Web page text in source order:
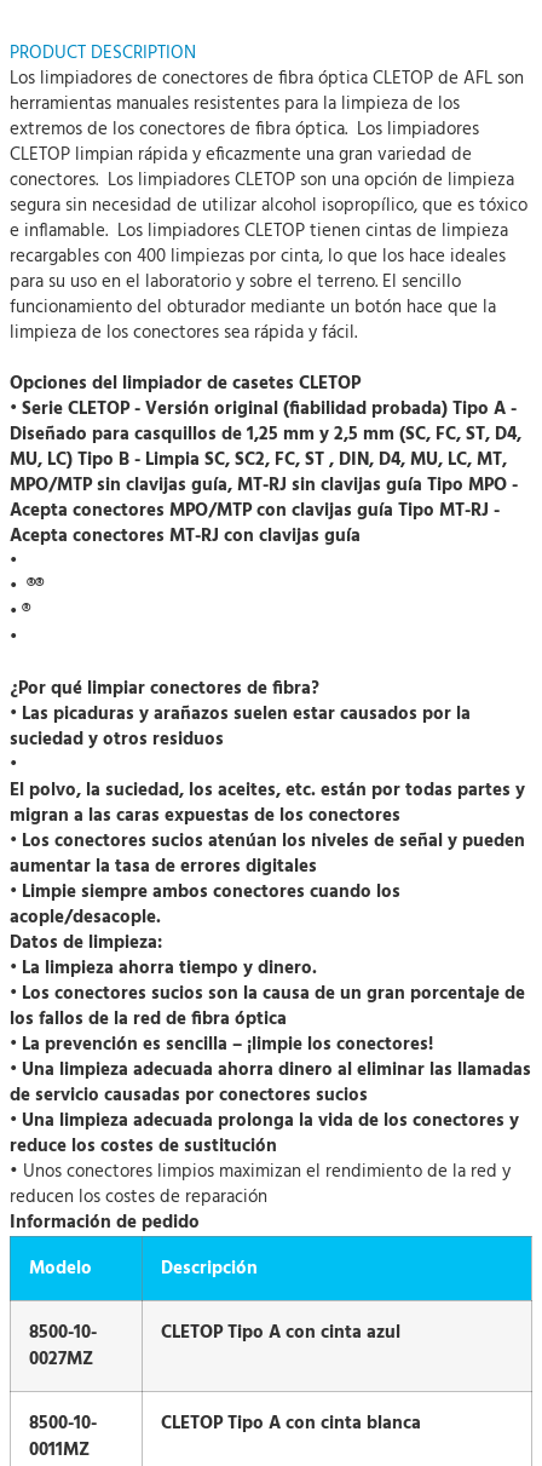
PRODUCT DESCRIPTION
Los limpiadores de conectores de fibra óptica CLETOP de AFL son
herramientas manuales resistentes para la limpieza de los
extremos de los conectores de fibra óptica. Los limpiadores
CLETOP limpian rápida y eficazmente una gran variedad de
conectores. Los limpiadores CLETOP son una opción de limpieza
segura sin necesidad de utilizar alcohol isopropílico, que es tóxico
e inflamable. Los limpiadores CLETOP tienen cintas de limpieza
recargables con 400 limpiezas por cinta, lo que los hace ideales
para su uso en el laboratorio y sobre el terreno. El sencillo
funcionamiento del obturador mediante un botón hace que la
limpieza de los conectores sea rápida y fácil.
Opciones del limpiador de casetes CLETOP
• Serie CLETOP - Versión original (fiabilidad probada) Tipo A -
Diseñado para casquillos de 1,25 mm y 2,5 mm (SC, FC, ST, D4,
MU, LC) Tipo B - Limpia SC, SC2, FC, ST , DIN, D4, MU, LC, MT,
MPO/MTP sin clavijas guía, MT-RJ sin clavijas guía Tipo MPO -
Acepta conectores MPO/MTP con clavijas guía Tipo MT-RJ -
Acepta conectores MT-RJ con clavijas guía
•
• ®®
• ®
•
¿Por qué limpiar conectores de fibra?
• Las picaduras y arañazos suelen estar causados por la
suciedad y otros residuos
•
El polvo, la suciedad, los aceites, etc. están por todas partes y
migran a las caras expuestas de los conectores
• Los conectores sucios atenúan los niveles de señal y pueden
aumentar la tasa de errores digitales
• Limpie siempre ambos conectores cuando los
acople/desacople.
Datos de limpieza:
• La limpieza ahorra tiempo y dinero.
• Los conectores sucios son la causa de un gran porcentaje de
los fallos de la red de fibra óptica
• La prevención es sencilla – ¡limpie los conectores!
• Una limpieza adecuada ahorra dinero al eliminar las llamadas
de servicio causadas por conectores sucios
• Una limpieza adecuada prolonga la vida de los conectores y
reduce los costes de sustitución
• Unos conectores limpios maximizan el rendimiento de la red y
reducen los costes de reparación
Información de pedido
Modelo
Descripción
8500-10-
0027MZ
CLETOP Tipo A con cinta azul
8500-10-
0011MZ
CLETOP Tipo A con cinta blanca